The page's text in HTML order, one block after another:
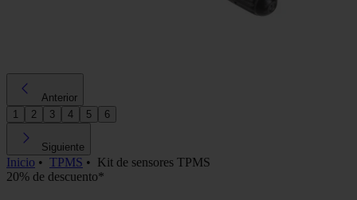
Anterior
1
2 3 4 5 6
Siguiente
Inicio • TPMS • Kit de sensores TPMS
20% de descuento*